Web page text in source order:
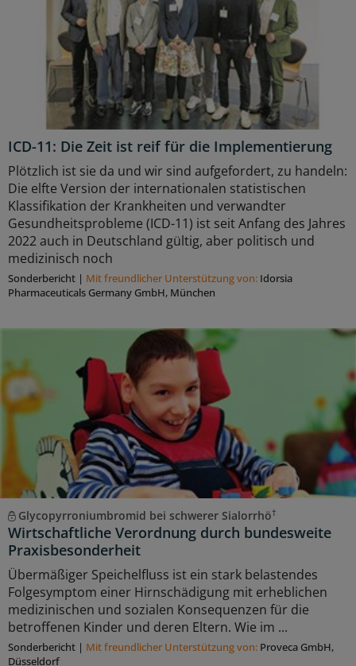
ICD-11: Die Zeit ist reif für die Implementierung
Plötzlich ist sie da und wir sind aufgefordert, zu handeln:
Die elfte Version der internationalen statistischen
Klassifikation der Krankheiten und verwandter
Gesundheitsprobleme (ICD-11) ist seit Anfang des Jahres
2022 auch in Deutschland gültig, aber politisch und
medizinisch noch
Sonderbericht | Mit freundlicher Unterstützung von: Idorsia
Pharmaceuticals Germany GmbH, München
Glycopyrroniumbromid bei schwerer Sialorrhö†
Wirtschaftliche Verordnung durch bundesweite
Praxisbesonderheit
Übermäßiger Speichelfluss ist ein stark belastendes
Folgesymptom einer Hirnschädigung mit erheblichen
medizinischen und sozialen Konsequenzen für die
betroffenen Kinder und deren Eltern. Wie im ...
Sonderbericht | Mit freundlicher Unterstützung von: Proveca GmbH,
Düsseldorf